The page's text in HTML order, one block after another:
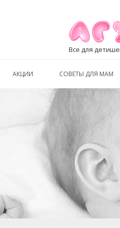
Все для
АКЦИИ СОВЕТЫ ДЛЯ МАМ